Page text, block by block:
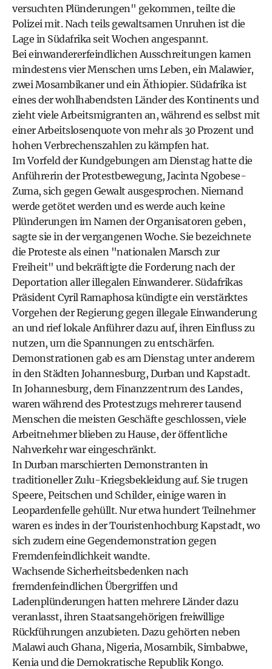
versuchten Plünderungen" gekommen, teilte die
Polizei mit. Nach teils gewaltsamen Unruhen ist die
Lage in Südafrika seit Wochen angespannt.
Bei einwandererfeindlichen Ausschreitungen kamen
mindestens vier Menschen ums Leben, ein Malawier,
zwei Mosambikaner und ein Äthiopier. Südafrika ist
eines der wohlhabendsten Länder des Kontinents und
zieht viele Arbeitsmigranten an, während es selbst mit
einer Arbeitslosenquote von mehr als 30 Prozent und
hohen Verbrechenszahlen zu kämpfen hat.
Im Vorfeld der Kundgebungen am Dienstag hatte die
Anführerin der Protestbewegung, Jacinta Ngobese-
Zuma, sich gegen Gewalt ausgesprochen. Niemand
werde getötet werden und es werde auch keine
Plünderungen im Namen der Organisatoren geben,
sagte sie in der vergangenen Woche. Sie bezeichnete
die Proteste als einen "nationalen Marsch zur
Freiheit" und bekräftigte die Forderung nach der
Deportation aller illegalen Einwanderer. Südafrikas
Präsident Cyril Ramaphosa kündigte ein verstärktes
Vorgehen der Regierung gegen illegale Einwanderung
an und rief lokale Anführer dazu auf, ihren Einfluss zu
nutzen, um die Spannungen zu entschärfen.
Demonstrationen gab es am Dienstag unter anderem
in den Städten Johannesburg, Durban und Kapstadt.
In Johannesburg, dem Finanzzentrum des Landes,
waren während des Protestzugs mehrerer tausend
Menschen die meisten Geschäfte geschlossen, viele
Arbeitnehmer blieben zu Hause, der öffentliche
Nahverkehr war eingeschränkt.
In Durban marschierten Demonstranten in
traditioneller Zulu-Kriegsbekleidung auf. Sie trugen
Speere, Peitschen und Schilder, einige waren in
Leopardenfelle gehüllt. Nur etwa hundert Teilnehmer
waren es indes in der Touristenhochburg Kapstadt, wo
sich zudem eine Gegendemonstration gegen
Fremdenfeindlichkeit wandte.
Wachsende Sicherheitsbedenken nach
fremdenfeindlichen Übergriffen und
Ladenplünderungen hatten mehrere Länder dazu
veranlasst, ihren Staatsangehörigen freiwillige
Rückführungen anzubieten. Dazu gehörten neben
Malawi auch Ghana, Nigeria, Mosambik, Simbabwe,
Kenia und die Demokratische Republik Kongo.